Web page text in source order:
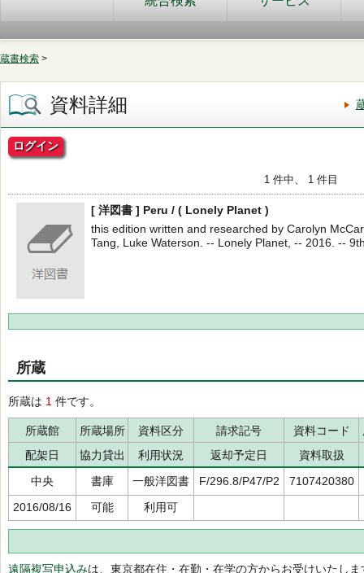
蔵書検索 >
資料詳細
ログイン
1 件中、 1 件目
[ 洋図書 ] Peru / ( Lonely Planet )
this edition written and researched by Carolyn
Tang, Luke Waterson. -- Lonely Planet, -- 2016. --
所蔵
所蔵は 1 件です。
所蔵館 所蔵場所 資料区分 請求記号 資料コード
配架日
協力貸出 利用状況 返却予定日
資料取扱
中央
書庫 一般洋図書 F/296.8/P47/P2
7107420380
2016/08/16
可能 利用可
遠隔複写申込みは、東京都在住・在勤・在学の方からお受けいたしま